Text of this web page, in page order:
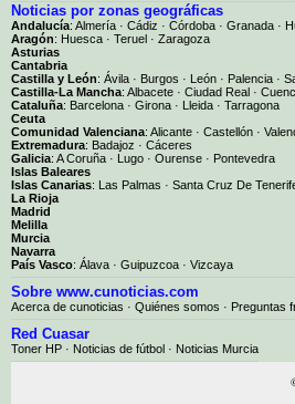
Noticias por zonas geográficas
Andalucía: Almería · Cádiz · Córdoba · Granada ·
Aragón: Huesca · Teruel · Zaragoza
Asturias
Cantabria
Castilla y León: Ávila · Burgos · León · Palencia ·
Castilla-La Mancha: Albacete · Ciudad Real ·
Cataluña: Barcelona · Girona · Lleida · Tarragona
Ceuta
Comunidad Valenciana: Alicante · Castellón ·
Extremadura: Badajoz · Cáceres
Galicia: A Coruña · Lugo · Ourense · Pontevedra
Islas Baleares
Islas Canarias: Las Palmas · Santa Cruz De
La Rioja
Madrid
Melilla
Murcia
Navarra
País Vasco: Álava · Guipuzcoa · Vizcaya
Sobre www.cunoticias.com
Acerca de cunoticias · Quiénes somos · Preguntas
Red Cuasar
Toner HP · Noticias de fútbol · Noticias Murcia